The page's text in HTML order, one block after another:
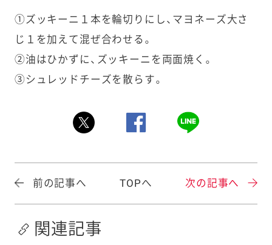
①ズッキーニ１本を輪切りにし、マヨネーズ大さ
じ１を加えて混ぜ合わせる。
②油はひかずに、ズッキーニを両面焼く。
③シュレッドチーズを散らす。
前の記事へ TOPへ 次の記事へ
関連記事